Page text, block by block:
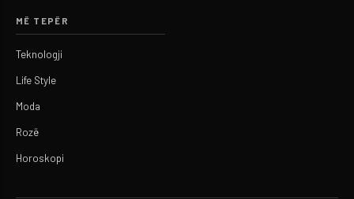
MË TEPËR
Teknologji
Life Style
Moda
Rozë
Horoskopi